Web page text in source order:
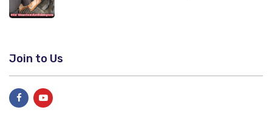
Join to Us